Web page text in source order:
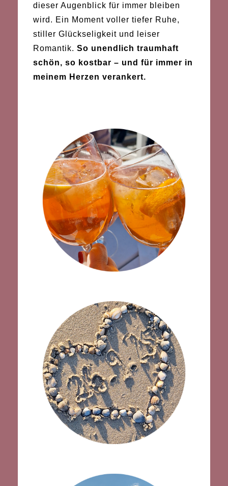
dieser Augenblick für immer bleiben
wird. Ein Moment voller tiefer Ruhe,
stiller Glückseligkeit und leiser
Romantik. So unendlich traumhaft
schön, so kostbar – und für immer in
meinem Herzen verankert.